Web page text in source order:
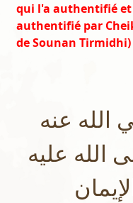
qui l'a authentifié
authentifié par
de Sounan Tirmidhi)
عنه
الله عليه